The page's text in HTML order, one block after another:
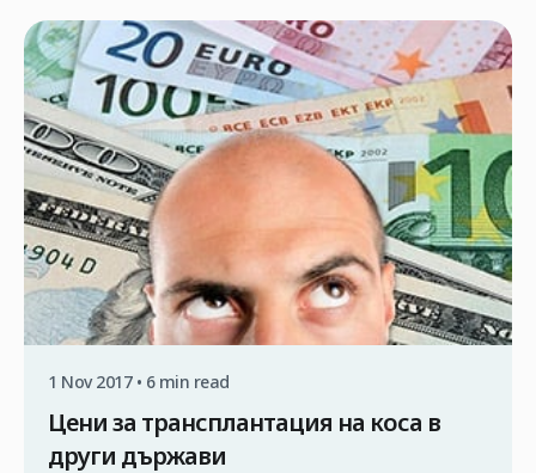
красотата и дават на хората по – привлекателен
външен вид. Известно е , че успехът на всяка
операция е тясно свързан с ангажиментите на
пациентите към медицинските инструкции ,
затова бихме искали да посочим, че има някои
медицински инструкции , […]
1 Nov 2017 • 6 min read
Цени за трансплантация на коса в
други държави